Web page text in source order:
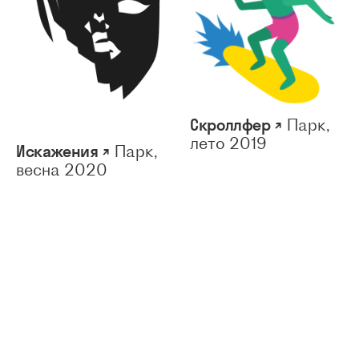
Искажения ↗ Парк,
весна 2020
Скроллфер ↗ Парк,
лето 2019